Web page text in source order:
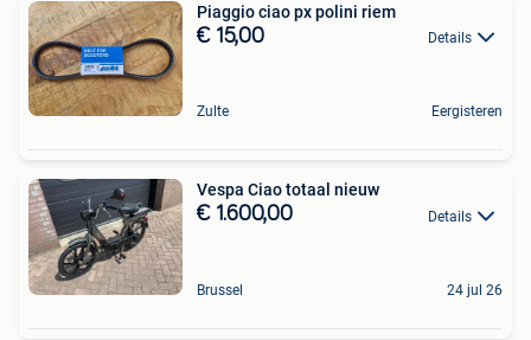
Piaggio ciao px polini riem
€ 15,00 Details
Zulte Eergisteren
Vespa Ciao totaal nieuw
€ 1.600,00 Details
Brussel 24 jul 26